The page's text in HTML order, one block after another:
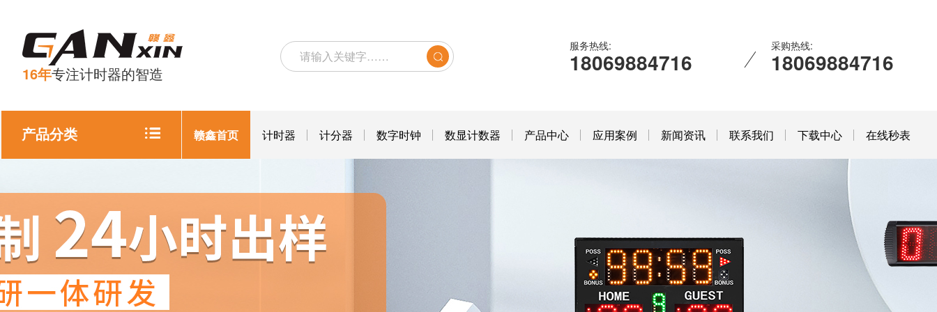
16年专注计时器的智造
服务热线:
18069884716
采购热线:
18069884716
产品分类 赣鑫首页 计时器 计分器 数字时钟 数显计数器 产品中心 应用案例 新闻资讯 联系我们 下载中心 在线秒表